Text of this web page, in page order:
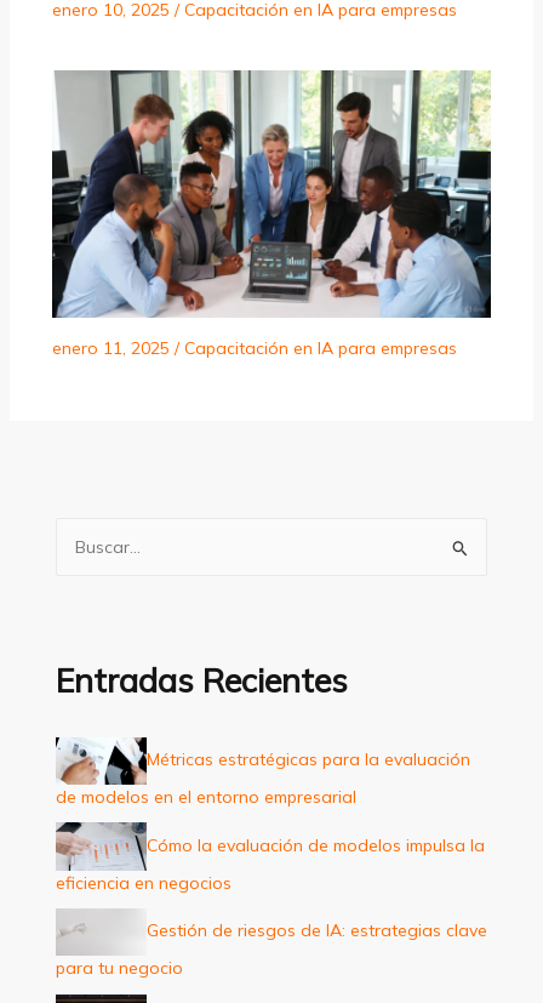
enero 10, 2025 /Capacitación en IA para empresas
enero 11, 2025 /Capacitación en IA para empresas
a
p
o
r
:
Entradas Recientes
Métricas estratégicas para la evaluación
de modelos en el entorno empresarial
Cómo la evaluación de modelos impulsa la
eficiencia en negocios
Gestión de riesgos de IA: estrategias clave
para tu negocio